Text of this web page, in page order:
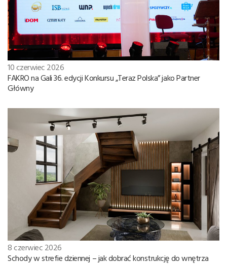
10 czerwiec 2026
FAKRO na Gali 36. edycji Konkursu „Teraz Polska” jako Partner
Główny
8 czerwiec 2026
Schody w strefie dziennej – jak dobrać konstrukcję do wnętrza